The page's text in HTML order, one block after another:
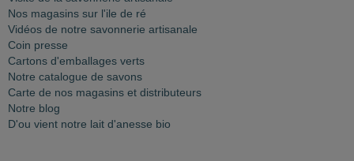
Nos magasins sur l'ile de ré
Vidéos de notre savonnerie artisanale
Coin presse
Cartons d'emballages verts
Notre catalogue de savons
Carte de nos magasins et distributeurs
Notre blog
D'ou vient notre lait d'anesse bio